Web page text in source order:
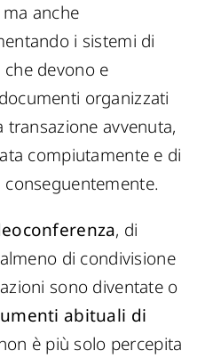
anche
i sistemi di
devono e
organizzati
avvenuta,
compiutamente e di
, di
di condivisione
sono diventate o
abituali di
è più solo percepita